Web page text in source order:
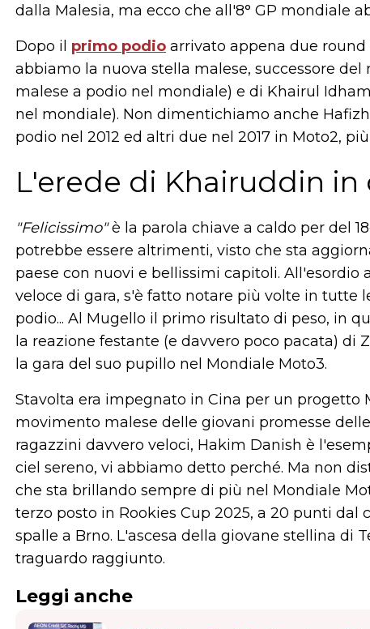
dalla Malesia, ma ecco che all'8° GP mondiale
Dopo il primo podio arrivato appena due
abbiamo la nuova stella malese, successore
malese a podio nel mondiale) e di Khairul
nel mondiale). Non dimentichiamo anche
podio nel 2012 ed altri due nel 2017 in Moto2,
L'erede di Khairuddin in
"Felicissimo"è la parola chiave a caldo per del
potrebbe essere altrimenti, visto che sta
paese con nuovi e bellissimi capitoli. All'esordio
veloce di gara, s'è fatto notare più volte in tutte
podio... Al Mugello il primo risultato di peso, in
la reazione festante (e davvero poco pacata)
la gara del suo pupillo nel Mondiale Moto3.
Stavolta era impegnato in Cina per un progetto
movimento malese delle giovani promesse
ragazzini davvero veloci, Hakim Danish è
ciel sereno, vi abbiamo detto perché. Ma non
che sta brillando sempre di più nel Mondiale
terzo posto in Rookies Cup 2025, a 20 punti
spalle a Brno. L'ascesa della giovane stellina
traguardo raggiunto.
Leggi anche